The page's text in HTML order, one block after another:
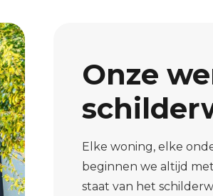
Onze
Elke woning, elke
beginnen we altijd
staat van het